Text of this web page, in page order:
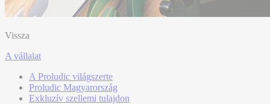
Vissza
A vállalat
A Proludic világszerte
Proludic Magyarország
Exkluzív szellemi tulajdon